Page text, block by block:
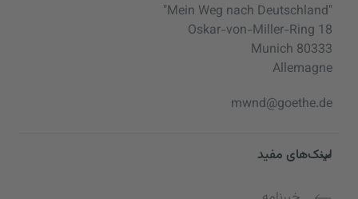
"Mein Weg nach Deutschland"
Oskar-von-Miller-Ring 18
80333 Munich
Allemagne
mwnd@goethe.de
لینک‌های مفید